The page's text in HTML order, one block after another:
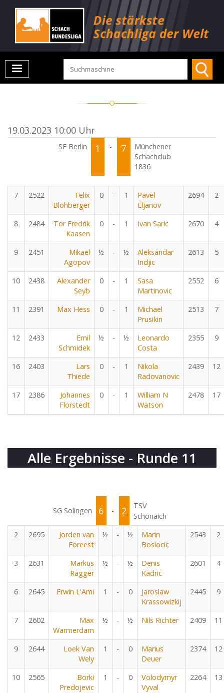
19.03.2023 10:00 Uhr
SF Berlin 1 - 7
Münchener
Schachclub
1836
7 2522
Felix
Blohberger
0 - 1
Pavel
Eljanov
2694 2
8 2484
Tor Fredrik
Kaasen
0 - 1 Ivan Saric 2670 4
9 2451
Mikael
Agopov
½ - ½
Aleksandar
Indjic
2613 5
10 2438
Alexander
Seyb
0 - 1
Sasa
Martinovic
2552 6
11 2391 Max Hess 0 - 1
Michael
Prusikin
2513 7
12 2433
Emil
Schmidek
½ - ½
Leonardo
Costa
2355 9
16 2403
Lars
Thiede
0 - 1
Nikola
Radovanovic
2439 12
17 2386
Johannes
Florstedt
0 - 1
William N
Watson
2478 17
Alle Ergebnisse - Runde 11
SG Solingen 6 - 2
TSV
Schönaich
2
2695
Jorden van
Foreest
½ - ½
Marin
Bosiocic
2543 2
3 2631
Markus
Ragger
½ - ½
Denis
Kadric
2601 4
6 2645 Erwin L'Ami 1 - 0
Jaroslaw
Krassowizkij
2445 9
7 2602
Max
Warmerdam
½ - ½ Nils Richter 2409 11
9 2644
Loek Van
Wely
1 - 0
Marius
Deuer
2374 12
10 2565
Borki
Predojevic
1 - 0
Volodymyr
Vyval
2264 13